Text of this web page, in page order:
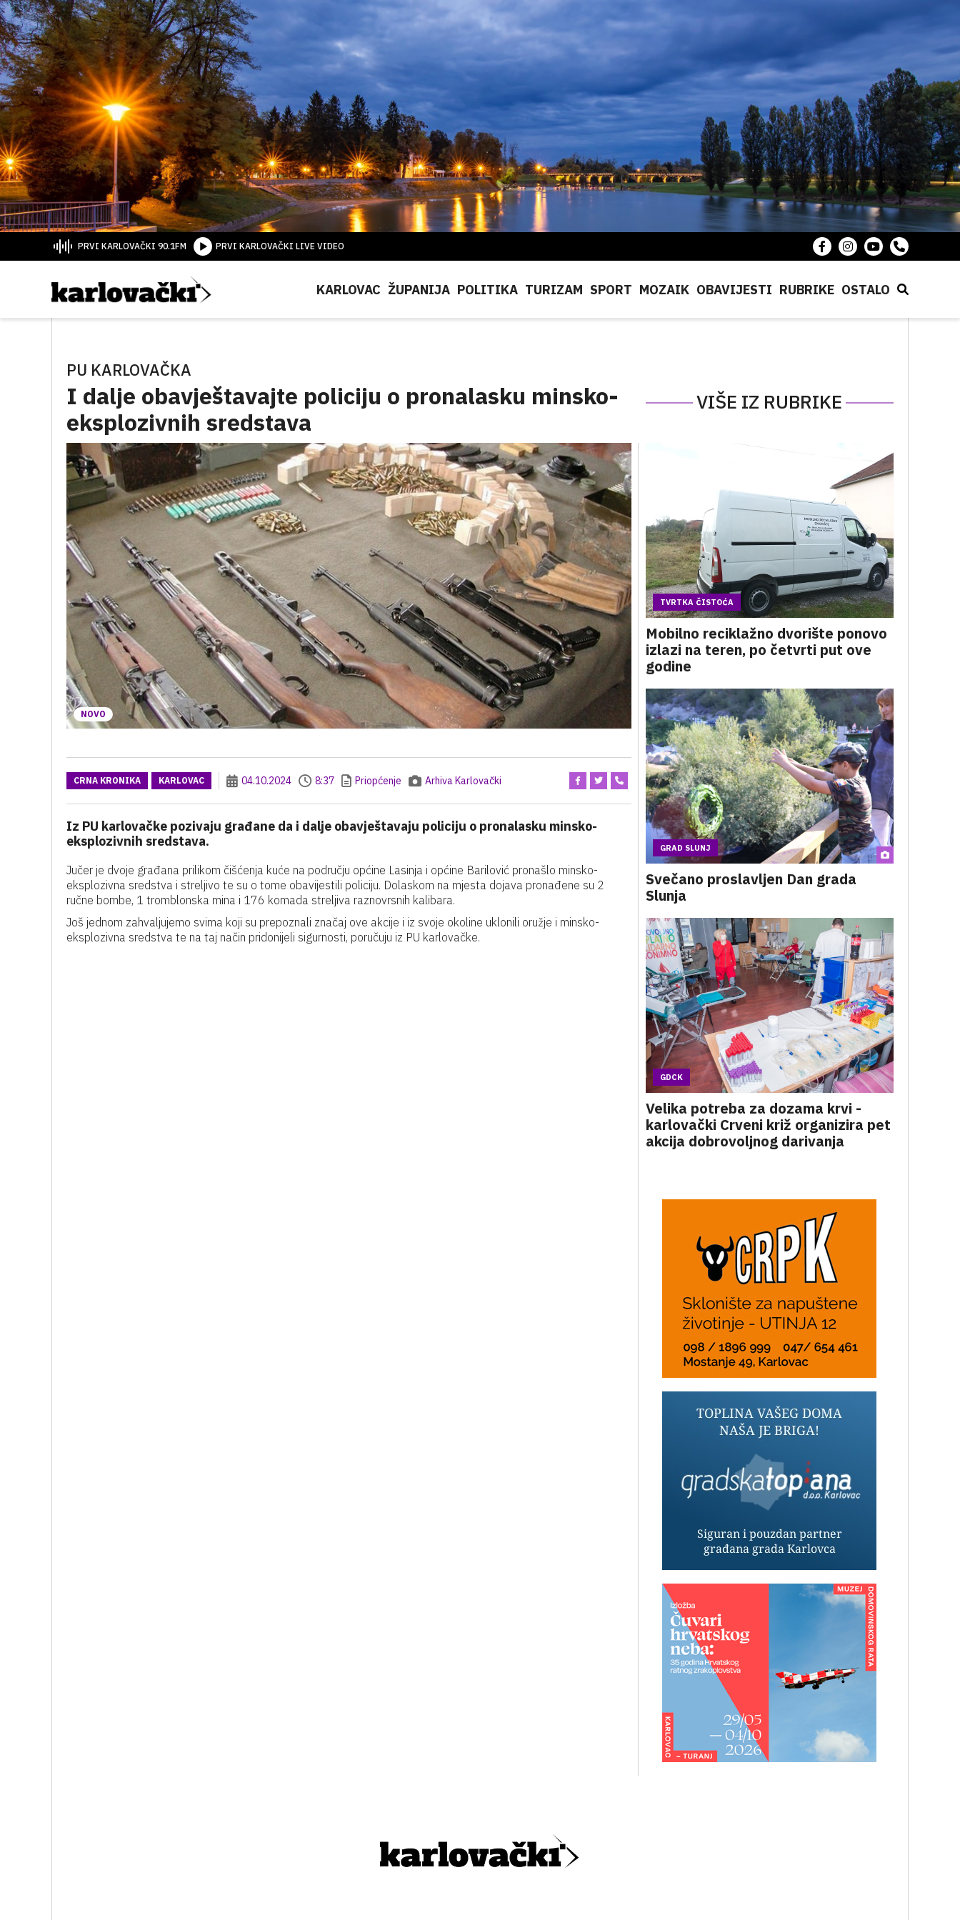
PRVI KARLOVAČKI 90.1FM PRVI KARLOVAČKI LIVE VIDEO
KARLOVAC ŽUPANIJA POLITIKA TURIZAM SPORT MOZAIK OBAVIJESTI RUBRIKE OSTALO
PU KARLOVAČKA
I dalje obavještavajte policiju o pronalasku minsko-
eksplozivnih sredstava
VIŠE IZ RUBRIKE
NOVO
CRNA KRONIKA KARLOVAC 04.10.2024 8:37 Priopćenje Arhiva Karlovački
Iz PU karlovačke pozivaju građane da i dalje obavještavaju policiju o pronalasku minsko-
eksplozivnih sredstava.
Jučer je dvoje građana prilikom čišćenja kuće na području općine Lasinja i općine Barilović pronašlo minsko-
eksplozivna sredstva i streljivo te su o tome obavijestili policiju. Dolaskom na mjesta dojava pronađene su 2
ručne bombe, 1 tromblonska mina i 176 komada streljiva raznovrsnih kalibara.
Još jednom zahvaljujemo svima koji su prepoznali značaj ove akcije i iz svoje okoline uklonili oružje i minsko-
eksplozivna sredstva te na taj način pridonijeli sigurnosti, poručuju iz PU karlovačke.
TVRTKA ČISTOĆA
Mobilno reciklažno dvorište ponovo
izlazi na teren, po četvrti put ove
godine
GRAD SLUNJ
Svečano proslavljen Dan grada
Slunja
GDCK
Velika potreba za dozama krvi -
karlovački Crveni križ organizira pet
akcija dobrovoljnog darivanja